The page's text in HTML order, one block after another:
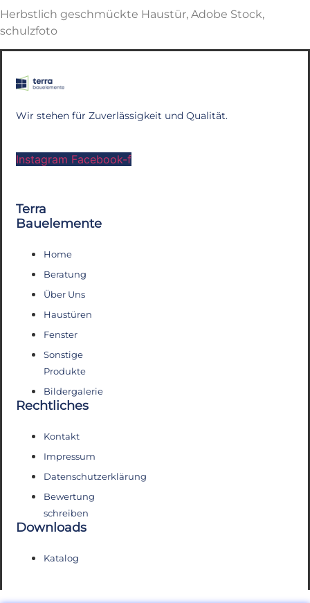
Herbstlich geschmückte Haustür, Adobe Stock,
schulzfoto
Wir stehen für Zuverlässigkeit und Qualität.
Instagram Facebook-f
Terra
Bauelemente
Home
Beratung
Über Uns
Haustüren
Fenster
Sonstige
Produkte
Bildergalerie
Rechtliches
Kontakt
Impressum
Datenschutzerklärung
Bewertung
schreiben
Downloads
Katalog